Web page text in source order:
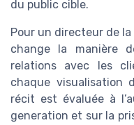
du public cible.
Pour un directeur de
change la manière
relations avec les
chaque visualisation
récit est évaluée à
generation et sur la